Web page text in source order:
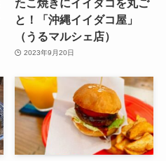
たこ焼きにイイダコを丸ご
と！「沖縄イイダコ屋」
（うるマルシェ店）
2023年9月20日